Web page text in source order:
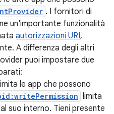
. I fornitori di
un'importante funzionalità
autorizzazioni URI,
A differenza degli altri
puoi impostare due
le app che possono
limita
suo interno. Tieni presente